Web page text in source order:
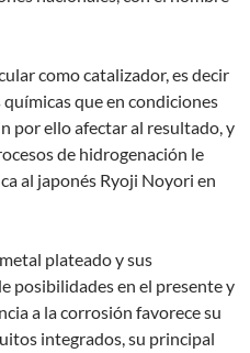
como catalizador, es decir
que en condiciones
por ello afectar al resultado, y
de hidrogenación le
al japonés Ryoji Noyori en
plateado y sus
posibilidades en el presente y
a la corrosión favorece su
integrados, su principal